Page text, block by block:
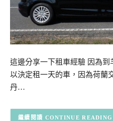
這邊分享一下租車經驗 因為
以決定租一天的車，因為荷蘭
丹…
CONTINUE READING